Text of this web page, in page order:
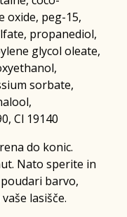
oxide, peg-15,
propanediol,
glycol oleate,
sorbate,
Cl 19140
do konic.
Nato sperite in
barvo,
lasišče.